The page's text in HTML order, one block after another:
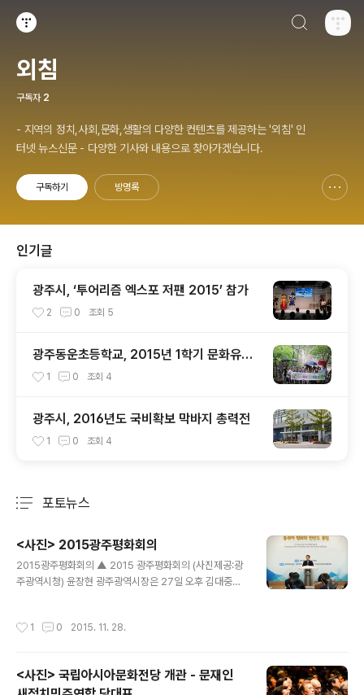
외침
구독자 2
- 지역의 정치,사회,문화,생활의 다양한 컨텐츠를 제공하는 '외침' 인
터넷 뉴스신문 - 다양한 기사와 내용으로 찾아가겠습니다.
구독하기 방명록
인기글
광주시, ‘투어리즘 엑스포 저팬 2015’ 참가
2 0 조회 5
광주동운초등학교, 2015년 1학기 문화유산
창의체험학교 워크숍 실시
1 0 조회 4
광주시, 2016년도 국비확보 막바지 총력전
1 0 조회 4
포토뉴스
<사진> 2015광주평화회의
2015광주평화회의 ▲ 2015 광주평화회의 (사진제공:광
주광역시청) 윤장현 광주광역시장은 27일 오후 김대중컨
m 1 0 2015. 11. 28.
<사진> 국립아시아문화전당 개관 - 문재인